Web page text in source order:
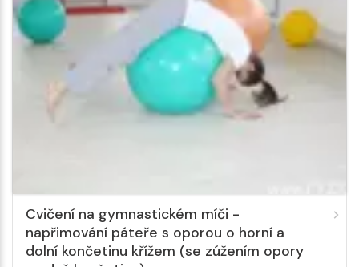
Cvičení na gymnastickém míči -
napřimování páteře s oporou o horní a
dolní končetinu křížem (se zúžením opory